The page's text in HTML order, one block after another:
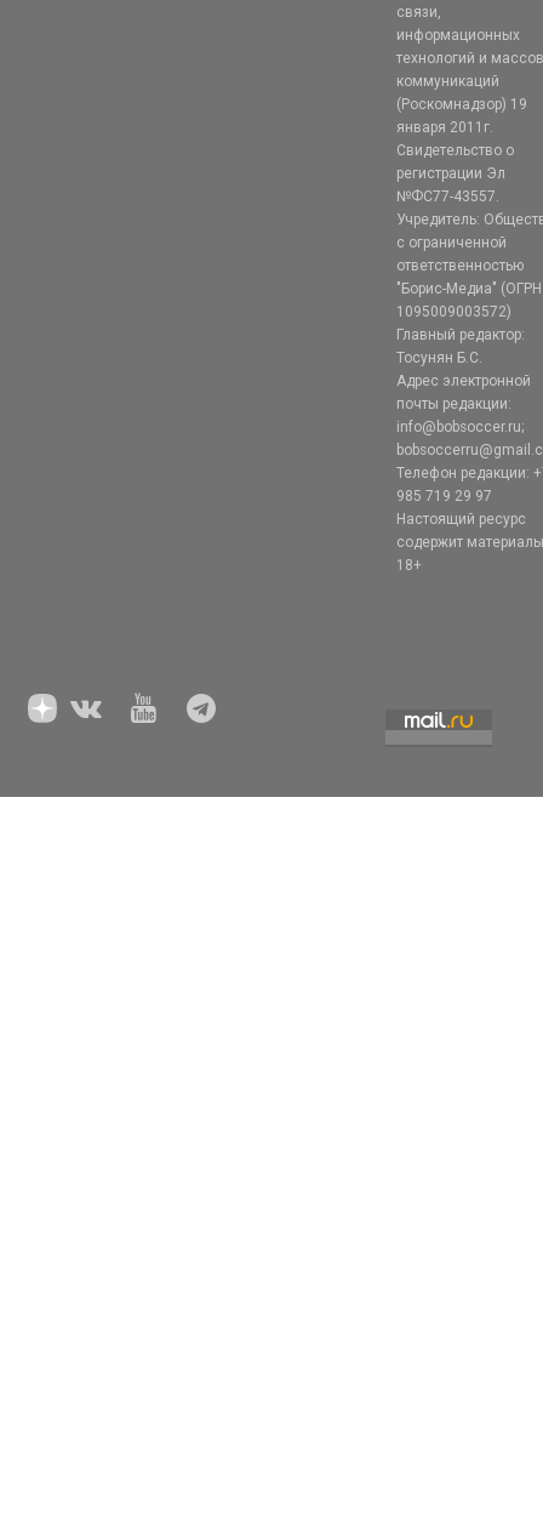
связи,
информационных
технологий и
коммуникаций
(Роскомнадзор) 19
января 2011г.
Свидетельство о
регистрации Эл
№ФС77-43557.
Учредитель:
с ограниченной
ответственностью
"Борис-Медиа" (ОГРН
1095009003572)
Главный редактор:
Тосунян Б.С.
Адрес электронной
почты редакции:
info@bobsoccer.ru;
Телефон редакции:
985 719 29 97
Настоящий ресурс
содержит
18+